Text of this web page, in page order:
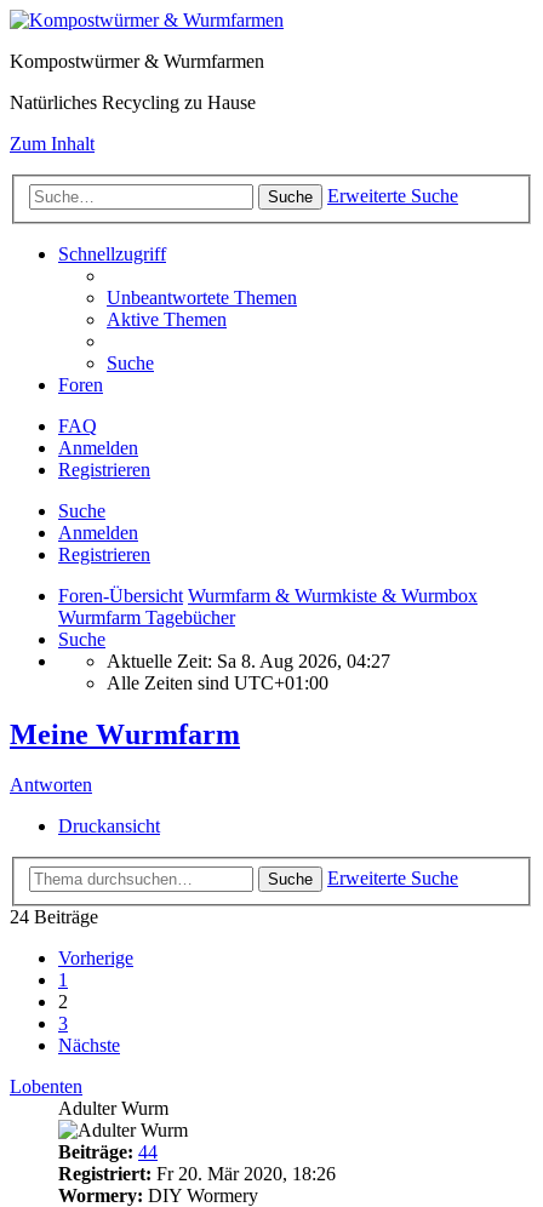
Kompostwürmer & Wurmfarmen
Natürliches Recycling zu Hause
Zum Inhalt
Suche Erweiterte Suche
Schnellzugriff
Unbeantwortete Themen
Aktive Themen
Suche
Foren
FAQ
Anmelden
Registrieren
Suche
Anmelden
Registrieren
Foren-Übersicht Wurmfarm & Wurmkiste & Wurmbox
Wurmfarm Tagebücher
Suche
Aktuelle Zeit: Sa 8. Aug 2026, 04:27
Alle Zeiten sind UTC+01:00
Meine Wurmfarm
Antworten
Druckansicht
Suche
Erweiterte Suche
24 Beiträge
Vorherige
1
2
3
Nächste
Lobenten
Adulter Wurm
Beiträge: 44
Registriert: Fr 20. Mär 2020, 18:26
Wormery: DIY Wormery